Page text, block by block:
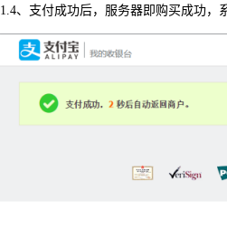
1.4、支付成功后，服务器即购买成功，